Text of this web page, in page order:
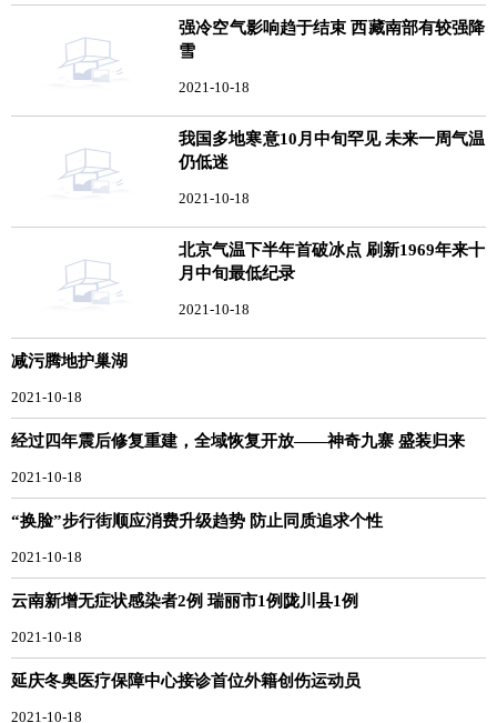
强冷空气影响趋于结束 西藏南部有较强降
雪
2021-10-18
我国多地寒意10月中旬罕见 未来一周气温
仍低迷
2021-10-18
北京气温下半年首破冰点 刷新1969年来十
月中旬最低纪录
2021-10-18
减污腾地护巢湖
2021-10-18
经过四年震后修复重建，全域恢复开放——神奇九寨 盛装归来
2021-10-18
“换脸”步行街顺应消费升级趋势 防止同质追求个性
2021-10-18
云南新增无症状感染者2例 瑞丽市1例陇川县1例
2021-10-18
延庆冬奥医疗保障中心接诊首位外籍创伤运动员
2021-10-18